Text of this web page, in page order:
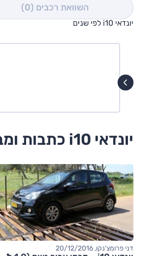
השוואת רכבים (0)
יונדאי i10 לפי שנים
יונדאי i10 כתבות ומבחני דרכים
דני פרומצ'נקו, 20/12/2016